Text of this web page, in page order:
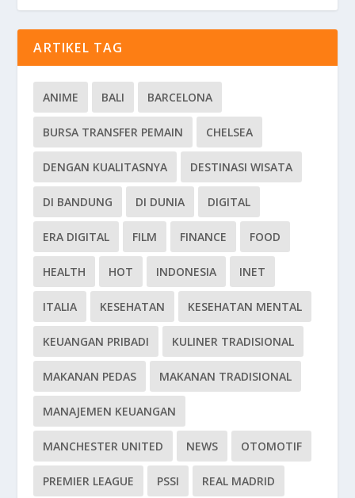
ARTIKEL TAG
ANIME BALI BARCELONA
BURSA TRANSFER PEMAIN CHELSEA
DENGAN KUALITASNYA DESTINASI WISATA
DI BANDUNG DI DUNIA DIGITAL
ERA DIGITAL FILM FINANCE FOOD
HEALTH HOT INDONESIA INET
ITALIA KESEHATAN KESEHATAN MENTAL
KEUANGAN PRIBADI KULINER TRADISIONAL
MAKANAN PEDAS MAKANAN TRADISIONAL
MANAJEMEN KEUANGAN
MANCHESTER UNITED NEWS OTOMOTIF
PREMIER LEAGUE PSSI REAL MADRID